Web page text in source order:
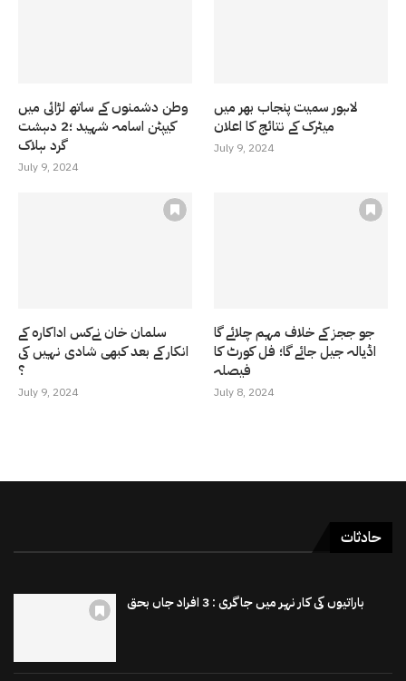
وطن دشمنوں کے ساتھ لڑائی میں
کیپٹن اسامہ شہید ؛2 دہشت
گرد ہلاک
July 9, 2024
لاہور سمیت پنجاب بھر میں
میٹرک کے نتائج کا اعلان
July 9, 2024
سلمان خان نےکس اداکارہ کے
انکار کے بعد کبھی شادی نہیں کی
؟
July 9, 2024
جو ججز کے خلاف مہم چلائے گا
اڈیالہ جیل جائے گا؛ فل کورٹ کا
فیصلہ
July 8, 2024
حادثات
باراتیوں کی کار نہر میں جاگری : 3 افراد جاں بحق